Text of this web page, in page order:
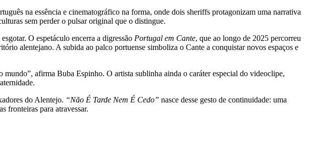
na essência e cinematográfico na forma, onde dois sheriffs protagonizam uma narrativa
sem perder o pulsar original que o distingue.
O espetáculo encerra a digressão Portugal em Cante, que ao longo de 2025 percorreu
alentejano. A subida ao palco portuense simboliza o Cante a conquistar novos espaços e
mundo”, afirma Buba Espinho. O artista sublinha ainda o caráter especial do videoclipe,
do Alentejo. “Não É Tarde Nem É Cedo” nasce desse gesto de continuidade: uma
fronteiras para atravessar.